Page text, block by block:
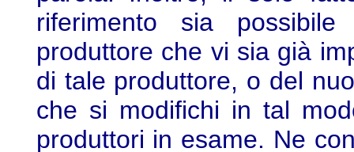
riferimento sia
produttore che vi sia già
di tale produttore, o del
che si modifichi in tal
produttori in esame. Ne